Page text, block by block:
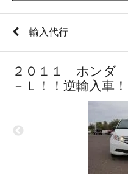
輸入代行
２０１１ ホンダ
－Ｌ！！逆輸入車！